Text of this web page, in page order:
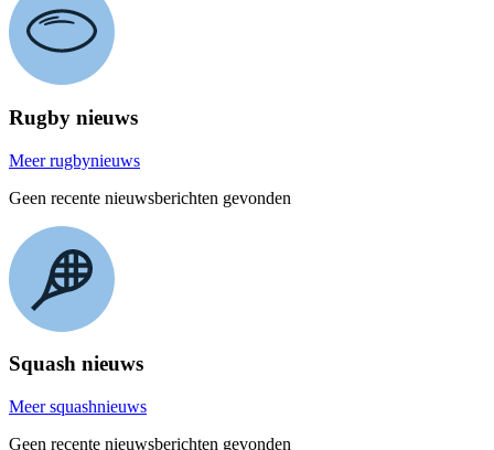
Rugby nieuws
Meer rugbynieuws
Geen recente nieuwsberichten gevonden
Squash nieuws
Meer squashnieuws
Geen recente nieuwsberichten gevonden